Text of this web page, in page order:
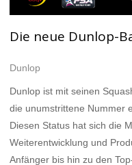
Die neue Dunlop-
Dunlop
Dunlop ist mit seinen
die unumstrittene Nummer
Diesen Status hat sich die
Weiterentwicklung und
Anfänger bis hin zu den